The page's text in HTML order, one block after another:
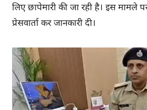
लिए छापेमारी की जा रही है। इस मामले
प्रेसवार्ता कर जानकारी दी।